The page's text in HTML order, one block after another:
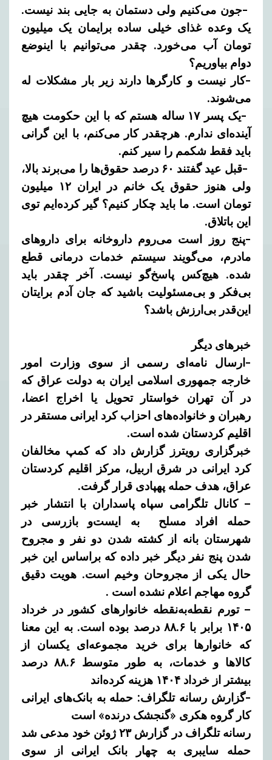
-جون می‌کنیم ولی دستمان به جایی بند نیست.
یک وعده غذای خیلی ساده برایمان یک میلیون
تومان آب می‌خورد. چقدر می‌توانیم با اینوضع
دوام بیاوریم؟
-کار نیست و کارگرها دارند زیر بار مشکلات له
می‌شوند.
-یک پسر ۱۷ ساله هستم که با این حکومت هیچ
آینده‌ای ندارم. هرچقدر کار می‌کنم، با این گرانی
باید فقط شکمم را سیر کنم.
-قبل عید گفتند ۶۰ درصد حقوق‌ها را می‌برند بالا،
ولی هنوز حقوق یک خانم در ایران ۱۲ میلیون
تومان است. ما باید چکار کنیم؟ گیر کرده‌ایم توی
این باتلاق.
-پنج روز است می‌روم داروخانه برای داروهای
مادرم، می‌گویند سیستم خدمات درمانی قطع
شده. هیچ‌کس پاسخ‌گو نیست. آخر چقدر باید
بی‌فکر و بی‌مسئولیت باشید که جان آدم برایتان
این‌قدر بی‌ارزش باشد؟
خبرهای دیگر
-ارسال نامه‌ای رسمی از سوی وزارت امور
خارجه جمهوری اسلامی ایران به دولت عراق که
در آن تهران خواستار تحویل یا اخراج اعضا،
رهبران و خانواده‌های احزاب کرد ایرانی مستقر در
اقلیم کردستان شده است.
خبرگزاری رویترز گزارش داد که کمپ مخالفان
کرد ایرانی در شرق اربیل، مرکز اقلیم کردستان
عراق، هدف حمله پهپادی قرار گرفت.
– کانال تلگرامی سپاه پاسداران با انتشار خبر
حمله افراد مسلح
به ایست‌و بازرسی در
شهرستان بانه از کشته شدن دو نفر و مجروح
شدن پنج نفر دیگر خبر داده که براساس این خبر
حال یکی از مجروحان وخیم است. هویت دقیق
گروه مهاجم اعلام نشده است .
– تورم نقطه‌به‌نقطه خانوارهای کشور در خرداد
۱۴۰۵ برابر با ۸۸.۶ درصد بوده است. به این معنا
که خانوارها برای خرید مجموعه‌ای یکسان از
کالاها و خدمات، به طور متوسط ۸۸.۶ درصد
بیشتر از خرداد ۱۴۰۴ هزینه کرده‌اند
-گزارش رسانه تلگراف: حمله به بانک‌های ایرانی
کار گروه هکری «گنجشک درنده» است
رسانه تلگراف در گزارش ۲۳ ژوئن خود مدعی شد
حمله سایبری به چهار بانک ایرانی از سوی